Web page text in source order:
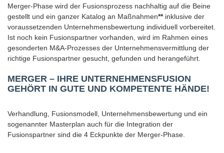
Merger-Phase wird der Fusionsprozess nachhaltig auf die Beine
gestellt und ein ganzer Katalog an Maßnahmen**inklusive der
voraussetzenden Unternehmensbewertung individuell vorbereitet.
Ist noch kein Fusionspartner vorhanden, wird im Rahmen eines
gesonderten M&A-Prozesses der Unternehmensvermittlung der
richtige Fusionspartner gesucht, gefunden und herangeführt.
MERGER – IHRE UNTERNEHMENSFUSION
GEHÖRT IN GUTE UND KOMPETENTE HÄNDE!
Verhandlung, Fusionsmodell, Unternehmensbewertung und ein
sogenannter Masterplan auch für die Integration der
Fusionspartner sind die 4 Eckpunkte der Merger-Phase.